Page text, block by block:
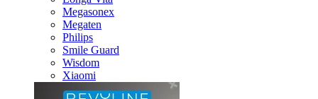
Megasonex
Megaten
Philips
Smile Guard
Wisdom
Xiaomi